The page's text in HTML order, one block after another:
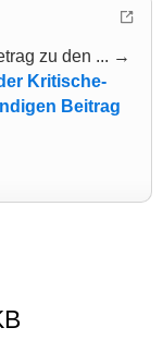
zu den ... →
Kritische-
Beitrag